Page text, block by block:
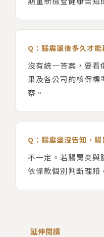
Q：腦震盪後多久才能
沒有統一答案，要看
果及各公司的核保標
察。
Q：腦震盪沒告知，
不一定。若腸胃炎與
依條款個別判斷理賠
延伸閱讀